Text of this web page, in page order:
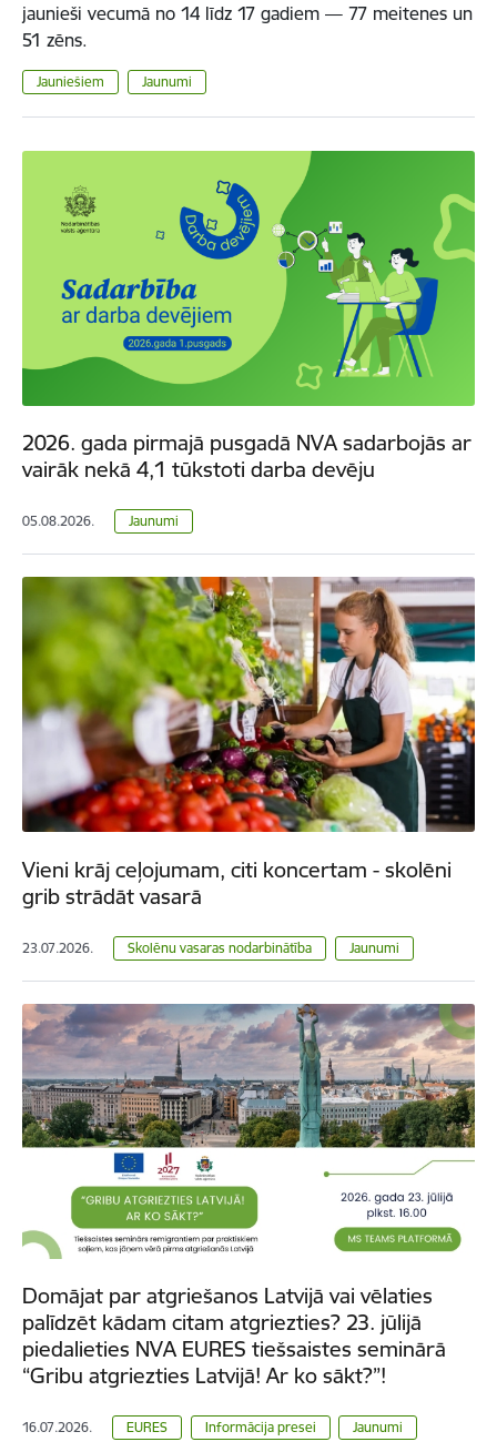
jaunieši vecumā no 14 līdz 17 gadiem — 77 meitenes un
51 zēns.
Jauniešiem Jaunumi
2026. gada pirmajā pusgadā NVA sadarbojās ar
vairāk nekā 4,1 tūkstoti darba devēju
05.08.2026. Jaunumi
Vieni krāj ceļojumam, citi koncertam - skolēni
grib strādāt vasarā
23.07.2026. Skolēnu vasaras nodarbinātība Jaunumi
Domājat par atgriešanos Latvijā vai vēlaties
palīdzēt kādam citam atgriezties? 23. jūlijā
piedalieties NVA EURES tiešsaistes seminārā
“Gribu atgriezties Latvijā! Ar ko sākt?”!
16.07.2026. EURES Informācija presei Jaunumi